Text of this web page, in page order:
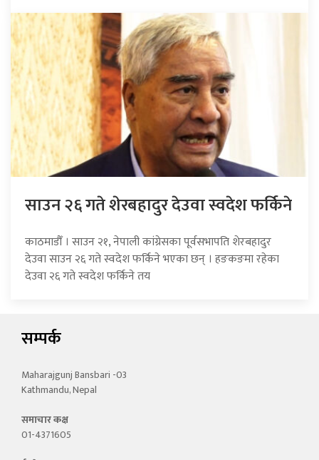
साउन २६ गते शेरबहादुर देउवा स्वदेश फर्किने
काठमाडौँ । साउन २१, नेपाली कांग्रेसका पूर्वसभापति शेरबहादुर
देउवा साउन २६ गते स्वदेश फर्किने भएका छन् । हङकङमा रहेका
देउवा २६ गते स्वदेश फर्किने तय
सम्पर्क
Maharajgunj Bansbari -03
Kathmandu, Nepal
समाचार कक्ष
01-4371605